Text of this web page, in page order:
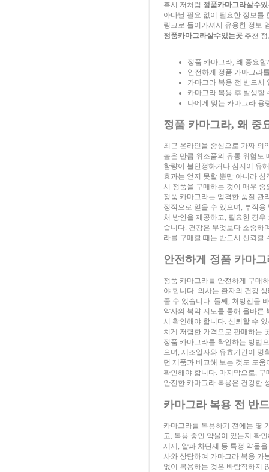
혹시 저처럼 정품카마그라살수
아다닐 필요 없이 필요한 정보를
링크로 들어가셔서 유용한 정보
정품카마그라살수있는곳 추천
정품 카마그라, 왜 중요할
안전하게 정품 카마그라
카마그라 복용 전 반드시
카마그라 복용 후 발생할
나에게 맞는 카마그라 용
정품 카마그라, 왜 중
최근 온라인을 중심으로 가짜 의
높은 만큼 위조품의 유통 위험도
함량이 불안정하거나 심지어 유
효과는 얻지 못할 뿐만 아니라
시 정품을 구매하는 것이 매우 중
정품 카마그라는 엄격한 품질 관
정적으로 얻을 수 있으며, 부작
처 방안을 제공하고, 필요한 경
습니다. 건강은 무엇보다 소중하
라를 구매할 때는 반드시 신뢰할
안전하게 정품 카마
정품 카마그라를 안전하게 구매
야 합니다. 의사는 환자의 건강
줄 수 있습니다. 둘째, 처방전을
약사의 복약 지도를 통해 올바른
시 확인해야 합니다. 신뢰할 수
치게 저렴한 가격으로 판매하는
정품 카마그라를 확인하는 방법
으며, 제조일자와 유효기간이 명
던 제품과 비교해 보는 것도 도
확인해야 합니다. 마지막으로,
안전한 카마그라 복용은 건강한
카마그라 복용 전 반
카마그라를 복용하기 전에는 몇
고, 복용 중인 약물이 있는지 확
제제, 알파 차단제 등 특정 약물
사와 상담하여 카마그라 복용 가
없이 복용하는 것은 바람직하지